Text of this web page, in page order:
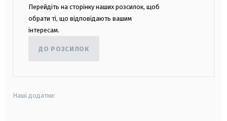
Перейдіть на сторінку наших розсилок, щоб
обрати ті, що відповідають вашим
інтересам.
ДО РОЗСИЛОК
Наші додатки: